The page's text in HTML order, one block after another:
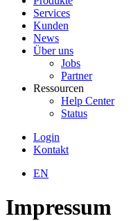
Services
Kunden
News
Über uns
Jobs
Partner
Ressourcen
Help Center
Status
Login
Kontakt
EN
Impressum